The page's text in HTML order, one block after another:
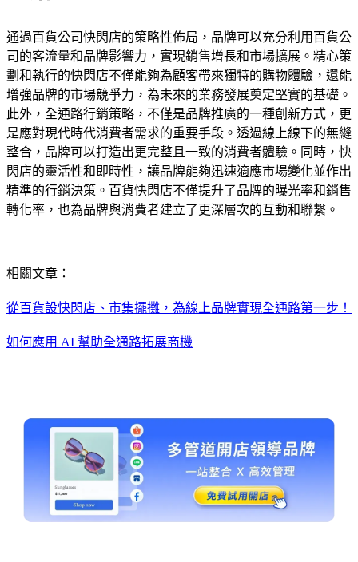
通過百貨公司快閃店的策略性佈局，品牌可以充分利用百貨公
司的客流量和品牌影響力，實現銷售增長和市場擴展。精心策
劃和執行的快閃店不僅能夠為顧客帶來獨特的購物體驗，還能
增強品牌的市場競爭力，為未來的業務發展奠定堅實的基礎。
此外，全通路行銷策略，不僅是品牌推廣的一種創新方式，更
是應對現代時代消費者需求的重要手段。透過線上線下的無縫
整合，品牌可以打造出更完整且一致的消費者體驗。同時，快
閃店的靈活性和即時性，讓品牌能夠迅速適應市場變化並作出
精準的行銷決策。百貨快閃店不僅提升了品牌的曝光率和銷售
轉化率，也為品牌與消費者建立了更深層次的互動和聯繫。
相關文章：
從百貨設快閃店、市集擺攤，為線上品牌實現全通路第一步！
如何應用 AI 幫助全通路拓展商機